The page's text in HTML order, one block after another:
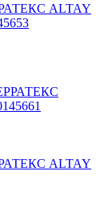
ALTAY
ALTAY